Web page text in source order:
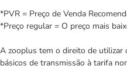
*PVR = Preço de Venda
*Preço regular = O preço mais
A zooplus tem o direito de utilizar
básicos de transmissão à tarifa